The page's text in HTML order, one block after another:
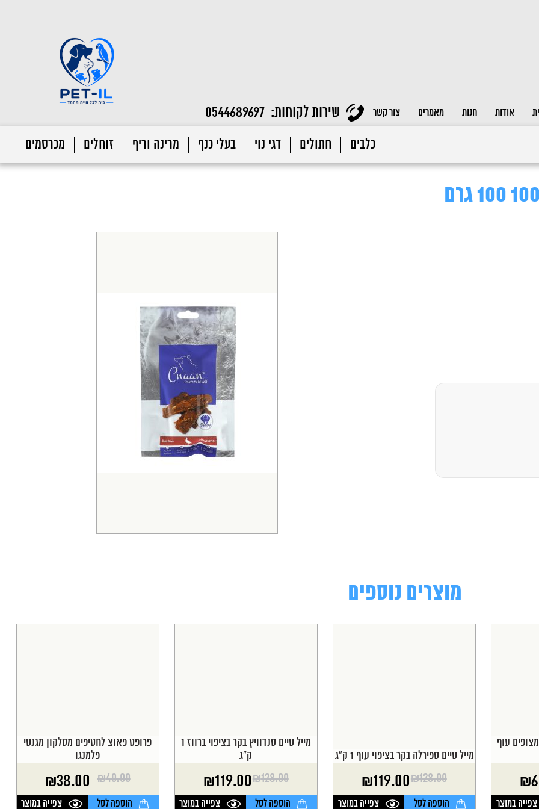
אודות חנות מאמרים צור קשר שירות לקוחות: 0544689697
כלבים חתולים דגי נוי בעלי כנף מרינה וריף זוחלים מכרסמים
מוצרים נוספים
עוף
₪
צפייה במוצר
מייל טיים ספירלה בקר בציפוי עוף 1 ק"ג
₪128.00
המחיר
המקורי
₪119.00
המחיר
הנוכחי
הוספה לסל צפייה במוצר
מייל טיים סנדוויץ בקר בציפוי ברווז 1
ק"ג
₪128.00
המחיר
המקורי
₪119.00
המחיר
הנוכחי
הוספה לסל צפייה במוצר
פרופט פאוצ לחטיפים מסלקון מגנטי
פלמנגו
₪40.00
המחיר
המקורי
₪38.00
המחיר
הנוכחי
הוספה לסל צפייה במוצר